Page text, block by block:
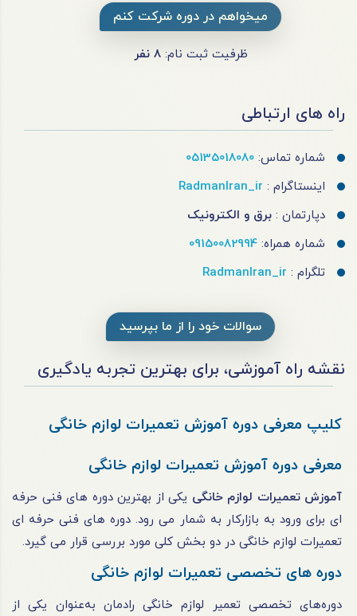
میخواهم در دوره شرکت کنم
ظرفیت ثبت نام:8 نفر
راه های ارتباطی
شماره تماس: 05135018080
اینستاگرام : RadmanIran_ir
دپارتمان : برق و الکترونیک
شماره همراه: 09150082994
تلگرام : RadmanIran_ir
سوالات خود را از ما بپرسید
نقشه راه آموزشی، برای بهترین تجربه یادگیری
کلیپ معرفی دوره آموزش تعمیرات لوازم خانگی
معرفی دوره آموزش تعمیرات لوازم خانگی
آموزش تعمیرات لوازم خانگی یکی از بهترین دوره های فنی حرفه
ای برای ورود به بازارکار به شمار می رود. دوره های فنی حرفه ای
تعمیرات لوازم خانگی در دو بخش کلی مورد بررسی قرار می گیرد.
دوره های تخصصی تعمیرات لوازم خانگی
دوره‌های تخصصی تعمیر لوازم خانگی رادمان به‌عنوان یکی از